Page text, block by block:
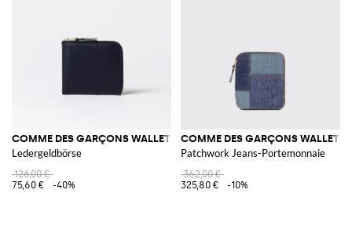
COMME DES GARÇONS WALLET
Ledergeldbörse
126,00 €
75,60 €
-40%
COMME DES GARÇONS WALLET
Patchwork Jeans-Portemonnaie
362,00 €
325,80 €
-10%